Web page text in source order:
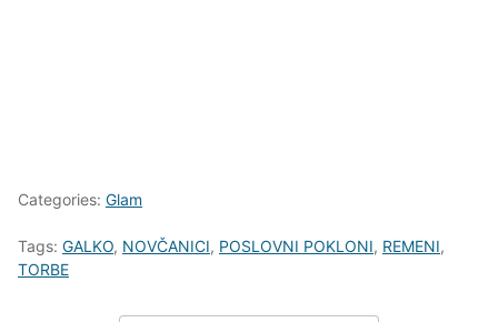
Categories: Glam
Tags: GALKO, NOVČANICI, POSLOVNI POKLONI, REMENI,
TORBE